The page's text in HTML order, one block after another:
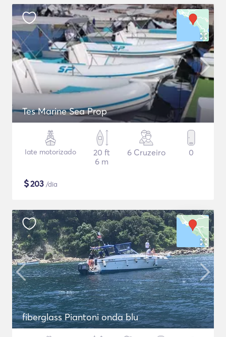
Tes Marine Sea Prop
Iate motorizado
20 ft
6 m
6 Cruzeiro 0
$203 /dia
fiberglass Piantoni onda blu